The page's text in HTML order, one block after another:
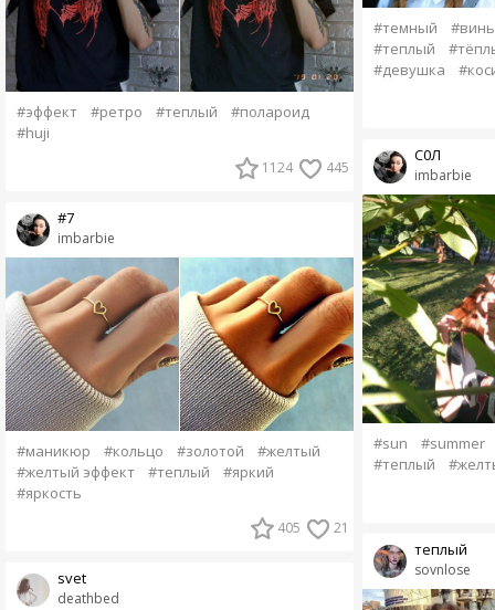
#эффект #ретро #теплый
#полароид
#huji
1124 445
imbarbie
#7
#маникюр #кольцо #золотой
#желтый
#желтый эффект
#теплый
#яркий
#яркость
405 21
deathbed
svet
#темный
#теплый
#девушка
imbarbie
С0Л
#sun
#summer
#теплый
sovnlose
теплый